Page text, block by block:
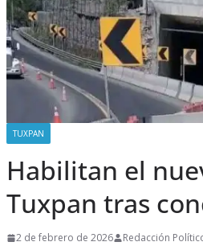
TUXPAN
Habilitan el
Tuxpan tras
2 de febrero de 2026 Redacción